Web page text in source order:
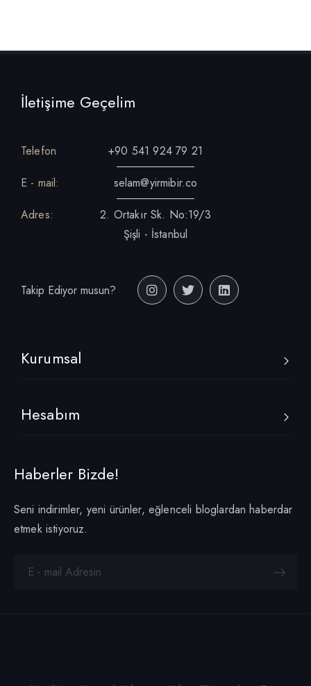
İletişime Geçelim
Telefon
+90 541 924 79 21
E - mail:
selam@yirmibir.co
Adres:
2. Ortakır Sk. No:19/3
Şişli - İstanbul
Takip Ediyor musun?
Kurumsal
Hesabım
Haberler Bizde!
Seni indirimler, yeni ürünler, eğlenceli bloglardan haberdar
etmek istiyoruz.